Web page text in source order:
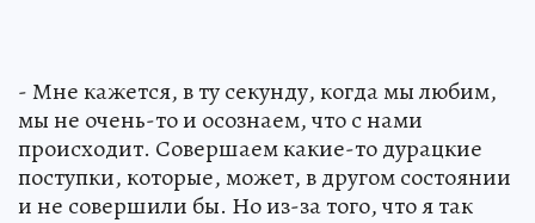
- Мне кажется, в ту секунду, когда мы любим,
мы не очень-то и осознаем, что с нами
происходит. Совершаем какие-то дурацкие
поступки, которые, может, в другом состоянии
и не совершили бы. Но из-за того, что я так